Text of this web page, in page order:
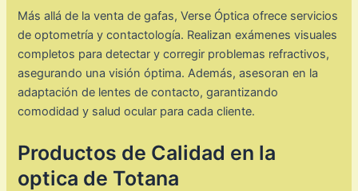
Más allá de la venta de gafas, Verse Óptica ofrece servicios
de optometría y contactología. Realizan exámenes visuales
completos para detectar y corregir problemas refractivos,
asegurando una visión óptima. Además, asesoran en la
adaptación de lentes de contacto, garantizando
comodidad y salud ocular para cada cliente.​
Productos de Calidad en la
optica de Totana